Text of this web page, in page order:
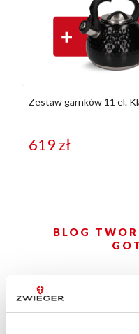
Zestaw garnków 11 el.
619zł
BLOG